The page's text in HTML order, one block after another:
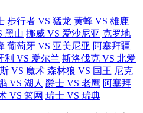
步行者 VS 猛龙 黄蜂 VS 雄鹿
黑山 挪威 VS 爱沙尼亚 克罗地
葡萄牙 VS 亚美尼亚 阿塞拜疆
利 VS 爱尔兰 斯洛伐克 VS 北爱
VS 魔术 森林狼 VS 国王 尼克
VS 湖人 爵士 VS 老鹰 阿塞拜
VS 篮网 瑞士 VS 瑞典